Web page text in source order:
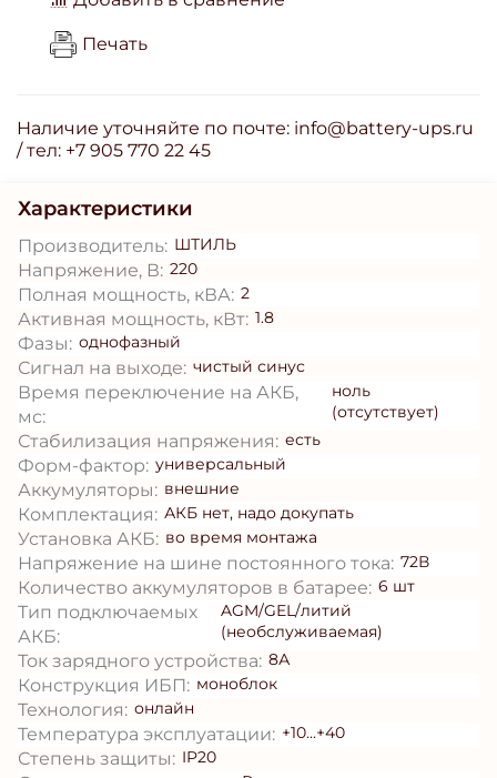
Печать
Наличие уточняйте по почте: info@battery-ups.ru
/ тел: +7 905 770 22 45
Характеристики
Производитель: ШТИЛЬ
Напряжение, В: 220
Полная мощность, кВА: 2
Активная мощность, кВт: 1.8
Фазы: однофазный
Сигнал на выходе: чистый синус
Время переключение на АКБ,
мс:
ноль
(отсутствует)
Стабилизация напряжения: есть
Форм-фактор: универсальный
Аккумуляторы: внешние
Комплектация: АКБ нет, надо докупать
Установка АКБ: во время монтажа
Напряжение на шине постоянного тока: 72В
Количество аккумуляторов в батарее: 6 шт
Тип подключаемых
АКБ:
AGM/GEL/литий
(необслуживаемая)
Ток зарядного устройства: 8А
Конструкция ИБП: моноблок
Технология: онлайн
Температура эксплуатации: +10...+40
Степень защиты: IP20